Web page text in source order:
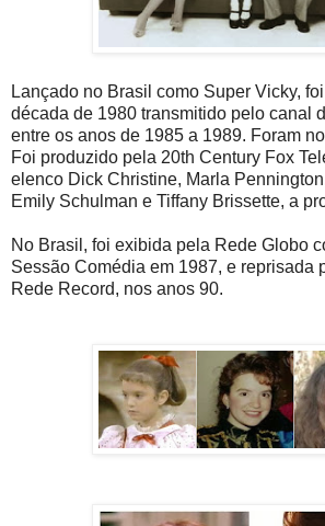
Lançado no Brasil como Super Vicky,
década de 1980 transmitido pelo canal
entre os anos de 1985 a 1989. Foram
Foi produzido pela 20th Century Fox
elenco Dick Christine, Marla
Emily Schulman e Tiffany Brissette, a
No Brasil, foi exibida pela Rede Globo
Sessão Comédia em 1987, e reprisada
Rede Record, nos anos 90.